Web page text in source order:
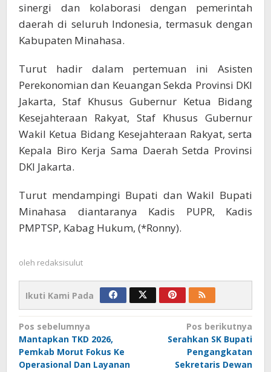
sinergi dan kolaborasi dengan pemerintah
daerah di seluruh Indonesia, termasuk dengan
Kabupaten Minahasa.
Turut hadir dalam pertemuan ini Asisten
Perekonomian dan Keuangan Sekda Provinsi DKI
Jakarta, Staf Khusus Gubernur Ketua Bidang
Kesejahteraan Rakyat, Staf Khusus Gubernur
Wakil Ketua Bidang Kesejahteraan Rakyat, serta
Kepala Biro Kerja Sama Daerah Setda Provinsi
DKI Jakarta.
Turut mendampingi Bupati dan Wakil Bupati
Minahasa diantaranya Kadis PUPR, Kadis
PMPTSP, Kabag Hukum, (*Ronny).
oleh redaksisulut
Ikuti Kami Pada
Navigasi
pos
Pos sebelumnya
Mantapkan TKD 2026,
Pemkab Morut Fokus Ke
Operasional Dan Layanan
Pos berikutnya
Serahkan SK Bupati
Pengangkatan
Sekretaris Dewan